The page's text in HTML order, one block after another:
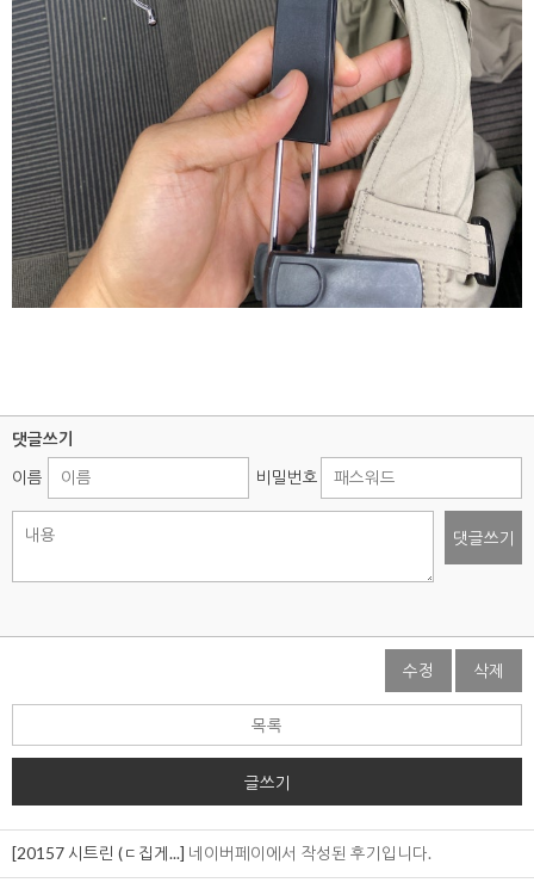
댓글쓰기
이름
비밀번호
댓글쓰기
수정 삭제
목록
글쓰기
[20157 시트린 (ㄷ집게...] 네이버페이에서 작성된 후기입니다.